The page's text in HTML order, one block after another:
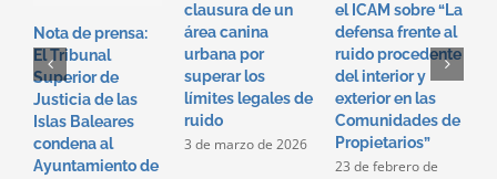
Nota de prensa:
El Tribunal
Superior de
Justicia de las
Islas Baleares
condena al
Ayuntamiento de
clausura de un
área canina
urbana por
superar los
límites legales de
ruido
3 de marzo de 2026
el ICAM sobre “La
defensa frente al
ruido procedente
del interior y
exterior en las
Comunidades de
Propietarios”
23 de febrero de